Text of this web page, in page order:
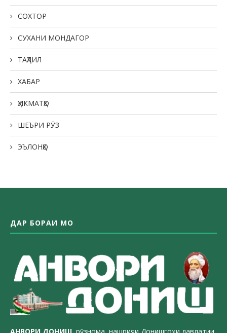
СОХТОР
СУХАНИ МОНДАГОР
ТАҲЛИЛ
ХАБАР
ҲИКМАТҲО
ШЕЪРИ РӮЗ
ЭЪЛОНҲО
ДАР БОРАИ МО